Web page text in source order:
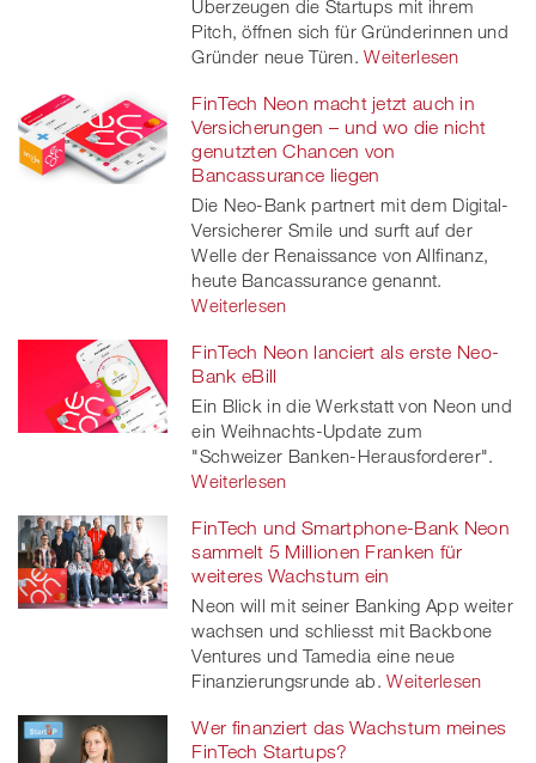
Überzeugen die Startups mit ihrem
Pitch, öffnen sich für Gründerinnen und
Gründer neue Türen. Weiterlesen
FinTech Neon macht jetzt auch in
Versicherungen – und wo die nicht
genutzten Chancen von
Bancassurance liegen
Die Neo-Bank partnert mit dem Digital-
Versicherer Smile und surft auf der
Welle der Renaissance von Allfinanz,
heute Bancassurance genannt.
Weiterlesen
FinTech Neon lanciert als erste Neo-
Bank eBill
Ein Blick in die Werkstatt von Neon und
ein Weihnachts-Update zum
"Schweizer Banken-Herausforderer".
Weiterlesen
FinTech und Smartphone-Bank Neon
sammelt 5 Millionen Franken für
weiteres Wachstum ein
Neon will mit seiner Banking App weiter
wachsen und schliesst mit Backbone
Ventures und Tamedia eine neue
Finanzierungsrunde ab. Weiterlesen
Wer finanziert das Wachstum meines
FinTech Startups?